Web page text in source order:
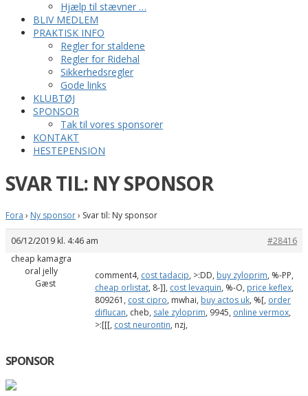
Hjælp til stævner …
BLIV MEDLEM
PRAKTISK INFO
Regler for staldene
Regler for Ridehal
Sikkerhedsregler
Gode links
KLUBTØJ
SPONSOR
Tak til vores sponsorer
KONTAKT
HESTEPENSION
SVAR TIL: NY SPONSOR
Fora › Ny sponsor› Svar til: Ny sponsor
06/12/2019 kl. 4:46 am
#28416
cheap kamagra
oral jelly
Gæst
comment4, cost tadacip, >:DD, buy zyloprim, %-PP,
cheap orlistat, 8-]], cost levaquin, %-O, price keflex,
809261, cost cipro, mwhai, buy actos uk, %[, order
diflucan, cheb, sale zyloprim, 9945, online vermox,
>:[[[, cost neurontin, nzj,
SPONSOR